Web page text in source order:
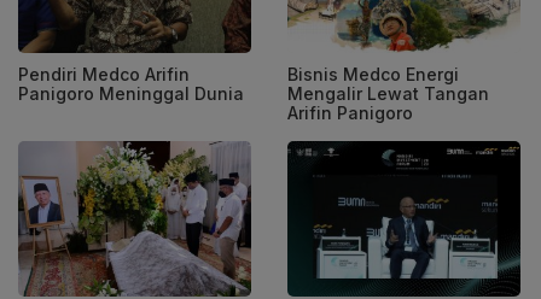
Pendiri Medco Arifin
Panigoro Meninggal Dunia
Bisnis Medco Energi
Mengalir Lewat Tangan
Arifin Panigoro